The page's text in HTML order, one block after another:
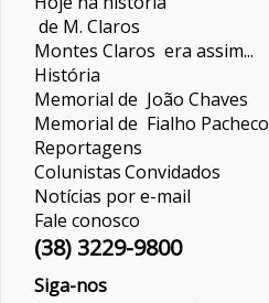
de M. Claros
Montes Claros era assim...
História
Memorial de João Chaves
Memorial de Fialho Pacheco
Reportagens
ColunistasConvidados
Notícias por e-mail
Fale conosco
(38) 3229-9800
Siga-nos